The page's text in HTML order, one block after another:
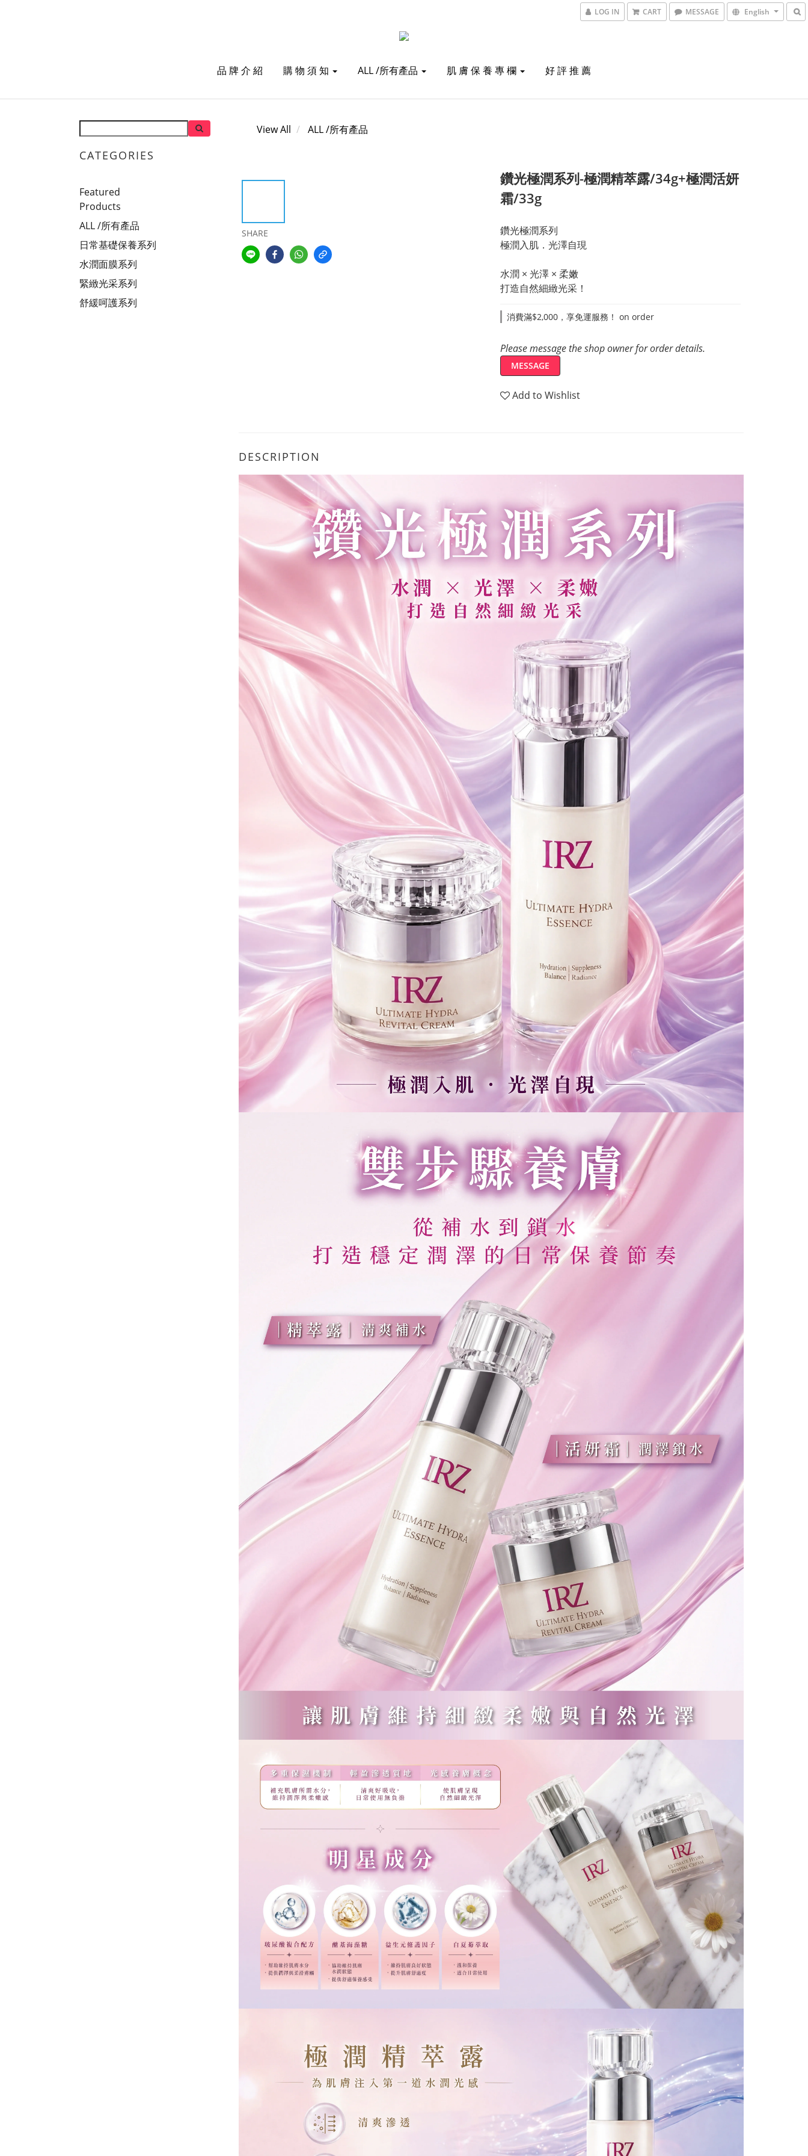
LOG IN CART MESSAGE English
品 牌 介 紹 購 物 須 知 ALL /所有產品 肌 膚 保 養 專 欄 好 評 推 薦
CATEGORIES
Featured
Products
ALL /所有產品
日常基礎保養系列
水潤面膜系列
緊緻光采系列
舒緩呵護系列
View All ALL /所有產品
SHARE
鑽光極潤系列-極潤精萃露/34g+極潤活妍
霜/33g
鑽光極潤系列
極潤入肌．光澤自現
水潤 × 光澤 × 柔嫩
打造自然細緻光采！
消費滿$2,000，享免運服務！ on order
Please message the shop owner for order details.
MESSAGE
Add to Wishlist
DESCRIPTION